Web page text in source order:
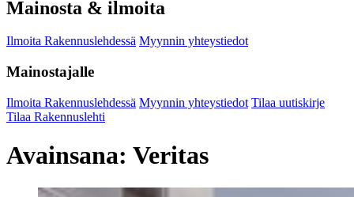
Mainosta & ilmoita
Ilmoita Rakennuslehdessä Myynnin yhteystiedot
Mainostajalle
Ilmoita Rakennuslehdessä Myynnin yhteystiedot Tilaa uutiskirje
Tilaa Rakennuslehti
Avainsana: Veritas